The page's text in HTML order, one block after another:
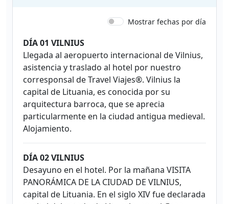
Mostrar fechas por día
DÍA 01 VILNIUS
Llegada al aeropuerto internacional de Vilnius,
asistencia y traslado al hotel por nuestro
corresponsal de Travel Viajes®. Vilnius la
capital de Lituania, es conocida por su
arquitectura barroca, que se aprecia
particularmente en la ciudad antigua medieval.
Alojamiento.
DÍA 02 VILNIUS
Desayuno en el hotel. Por la mañana VISITA
PANORÁMICA DE LA CIUDAD DE VILNIUS,
capital de Lituania. En el siglo XIV fue declarada